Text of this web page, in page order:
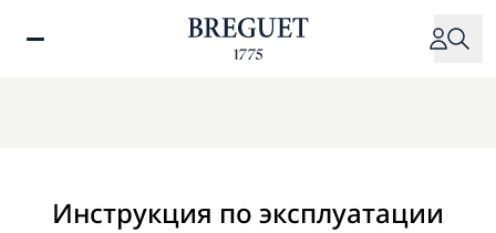
Инструкция по эксплуатации